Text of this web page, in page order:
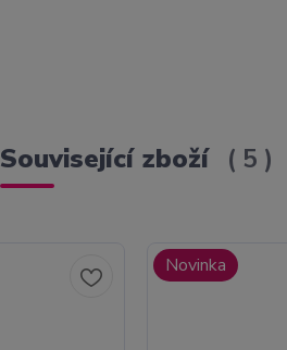
Související zboží 5
Novinka